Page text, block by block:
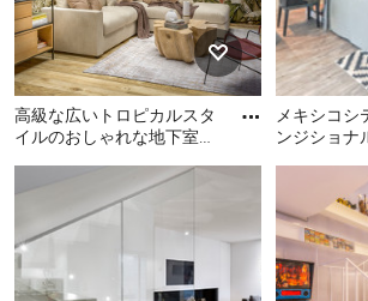
高級な広いトロピカルスタ
イルのおしゃれな地下室
壁、磁器タイルの床、薪ス
高級な広いトロピカルスタ
イルのおしゃれな地下室 (全
地下、マルチカラーの壁、
磁器タイルの床、薪ストー
ブ、折り上げ天井、壁紙) の
メキシコシ
ンジショナ
メキシコ
ンジショ
しゃれな